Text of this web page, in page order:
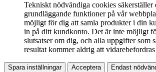
Tekniskt nödvändiga cookies säkerställer
grundläggande funktioner på vår
möjligt för dig att samla produkter i din
in på ditt kundkonto. Det är inte möjligt
slutsatser om dig, och alla uppgifter som
resultat kommer aldrig att
Spara inställningar Acceptera Endast